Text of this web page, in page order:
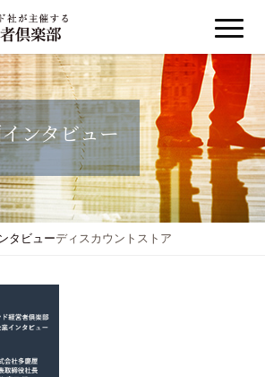
ンタビュー
タビューディスカウントストア